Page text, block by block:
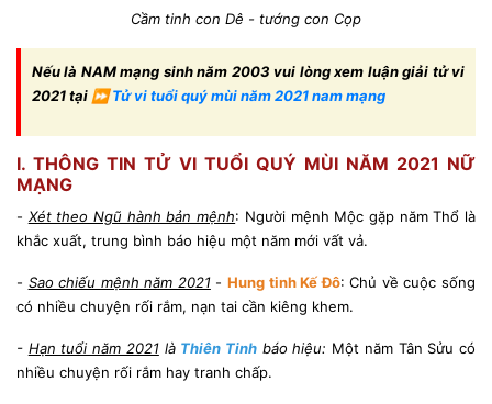
Cầm tinh con Dê - tướng con Cọp
Nếu là NAM mạng sinh năm 2003 vui lòng xem luận giải tử vi
2021 tại ⏩Tử vi tuổi quý mùi năm 2021 nam mạng
I. THÔNG TIN TỬ VI TUỔI QUÝ MÙI NĂM 2021 NỮ
MẠNG
- Xét theo Ngũ hành bản mệnh: Người mệnh Mộc gặp năm Thổ là
khắc xuất, trung bình báo hiệu một năm mới vất vả.
- Sao chiếu mệnh năm 2021-Hung tinh Kế Đô: Chủ về cuộc sống
có nhiều chuyện rối rắm, nạn tai cần kiêng khem.
- Hạn tuổi năm 2021là Thiên Tinh báo hiệu: Một năm Tân Sửu có
nhiều chuyện rối rắm hay tranh chấp.